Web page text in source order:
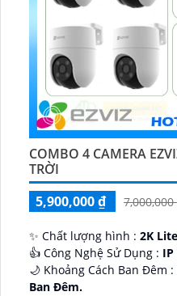
COMBO 4 CAMERA
TRỜI
5,900,000 ₫
✨ Chất lượng hình : 2K
👍 Công Nghệ Sử Dụng :
🌙 Khoảng Cách Ban Đêm :
Ban Ðêm.